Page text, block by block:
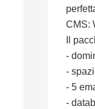
CMS:
Il
-
-
- 5
-